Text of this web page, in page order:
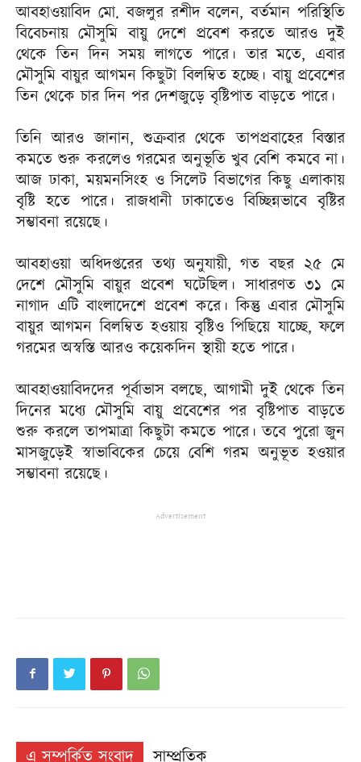
আবহাওয়াবিদ মো. বজলুর রশীদ বলেন, বর্তমান পরিস্থিতি
বিবেচনায় মৌসুমি বায়ু দেশে প্রবেশ করতে আরও দুই
থেকে তিন দিন সময় লাগতে পারে। তার মতে, এবার
মৌসুমি বায়ুর আগমন কিছুটা বিলম্বিত হচ্ছে। বায়ু প্রবেশের
তিন থেকে চার দিন পর দেশজুড়ে বৃষ্টিপাত বাড়তে পারে।
তিনি আরও জানান, শুক্রবার থেকে তাপপ্রবাহের বিস্তার
কমতে শুরু করলেও গরমের অনুভূতি খুব বেশি কমবে না।
আজ ঢাকা, ময়মনসিংহ ও সিলেট বিভাগের কিছু এলাকায়
বৃষ্টি হতে পারে। রাজধানী ঢাকাতেও বিচ্ছিন্নভাবে বৃষ্টির
সম্ভাবনা রয়েছে।
আবহাওয়া অধিদপ্তরের তথ্য অনুযায়ী, গত বছর ২৫ মে
দেশে মৌসুমি বায়ুর প্রবেশ ঘটেছিল। সাধারণত ৩১ মে
নাগাদ এটি বাংলাদেশে প্রবেশ করে। কিন্তু এবার মৌসুমি
বায়ুর আগমন বিলম্বিত হওয়ায় বৃষ্টিও পিছিয়ে যাচ্ছে, ফলে
গরমের অস্বস্তি আরও কয়েকদিন স্থায়ী হতে পারে।
আবহাওয়াবিদদের পূর্বাভাস বলছে, আগামী দুই থেকে তিন
দিনের মধ্যে মৌসুমি বায়ু প্রবেশের পর বৃষ্টিপাত বাড়তে
শুরু করলে তাপমাত্রা কিছুটা কমতে পারে। তবে পুরো জুন
মাসজুড়েই স্বাভাবিকের চেয়ে বেশি গরম অনুভূত হওয়ার
সম্ভাবনা রয়েছে।
Advertisement
এ সম্পর্কিত সংবাদ সাম্প্রতিক